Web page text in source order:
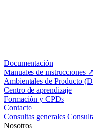
Documentación
Manuales de instrucciones
Ambientales de Producto
Centro de aprendizaje
Formación y CPDs
Contacto
Consultas generales
Nosotros